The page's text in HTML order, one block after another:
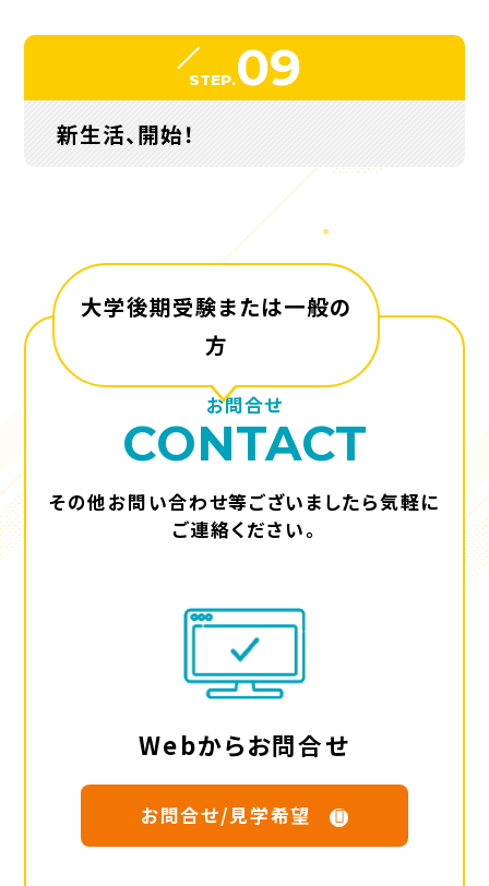
STEP.09
新生活、開始！
大学後期受験または一般の
方
お問合せ
CONTACT
その他お問い合わせ等ございましたら気軽に
ご連絡ください。
Webからお問合せ
お問合せ/見学希望